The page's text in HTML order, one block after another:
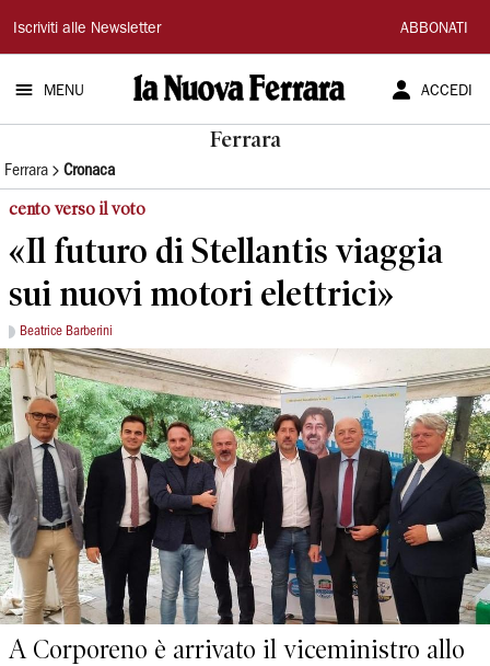
La
Nuova
Ferrara
Iscriviti alle Newsletter ABBONATI
MENU ACCEDI
Ferrara
Ferrara Cronaca
cento verso il voto
«Il futuro di Stellantis viaggia
sui nuovi motori elettrici»
Beatrice Barberini
A Corporeno è arrivato il viceministro allo